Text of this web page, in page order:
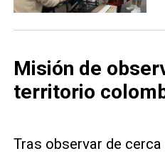
Misión de
territorio
Tras observar de